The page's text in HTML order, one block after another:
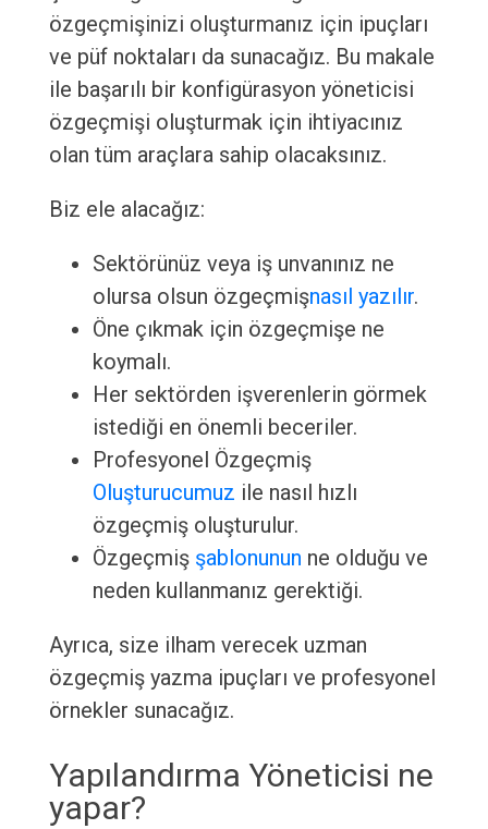
özgeçmişinizi oluşturmanız için ipuçları
ve püf noktaları da sunacağız. Bu makale
ile başarılı bir konfigürasyon yöneticisi
özgeçmişi oluşturmak için ihtiyacınız
olan tüm araçlara sahip olacaksınız.
Biz ele alacağız:
Sektörünüz veya iş unvanınız ne
olursa olsun özgeçmişnasıl yazılır.
Öne çıkmak için özgeçmişe ne
koymalı.
Her sektörden işverenlerin görmek
istediği en önemli beceriler.
Profesyonel Özgeçmiş
Oluşturucumuz ile nasıl hızlı
özgeçmiş oluşturulur.
Özgeçmiş şablonunun ne olduğu ve
neden kullanmanız gerektiği.
Ayrıca, size ilham verecek uzman
özgeçmiş yazma ipuçları ve profesyonel
örnekler sunacağız.
Yapılandırma Yöneticisi ne
yapar?